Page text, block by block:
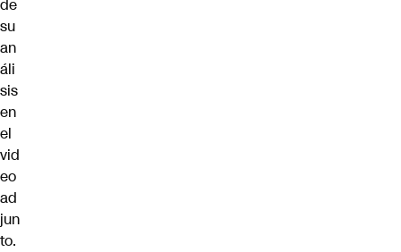
de
su
an
áli
sis
en
el
vid
eo
ad
jun
to.